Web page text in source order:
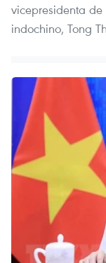
vicepresidenta
indochino, Tong